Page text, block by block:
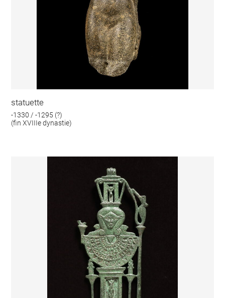
statuette
-1330 / -1295 (?)
(fin XVIIIe dynastie)